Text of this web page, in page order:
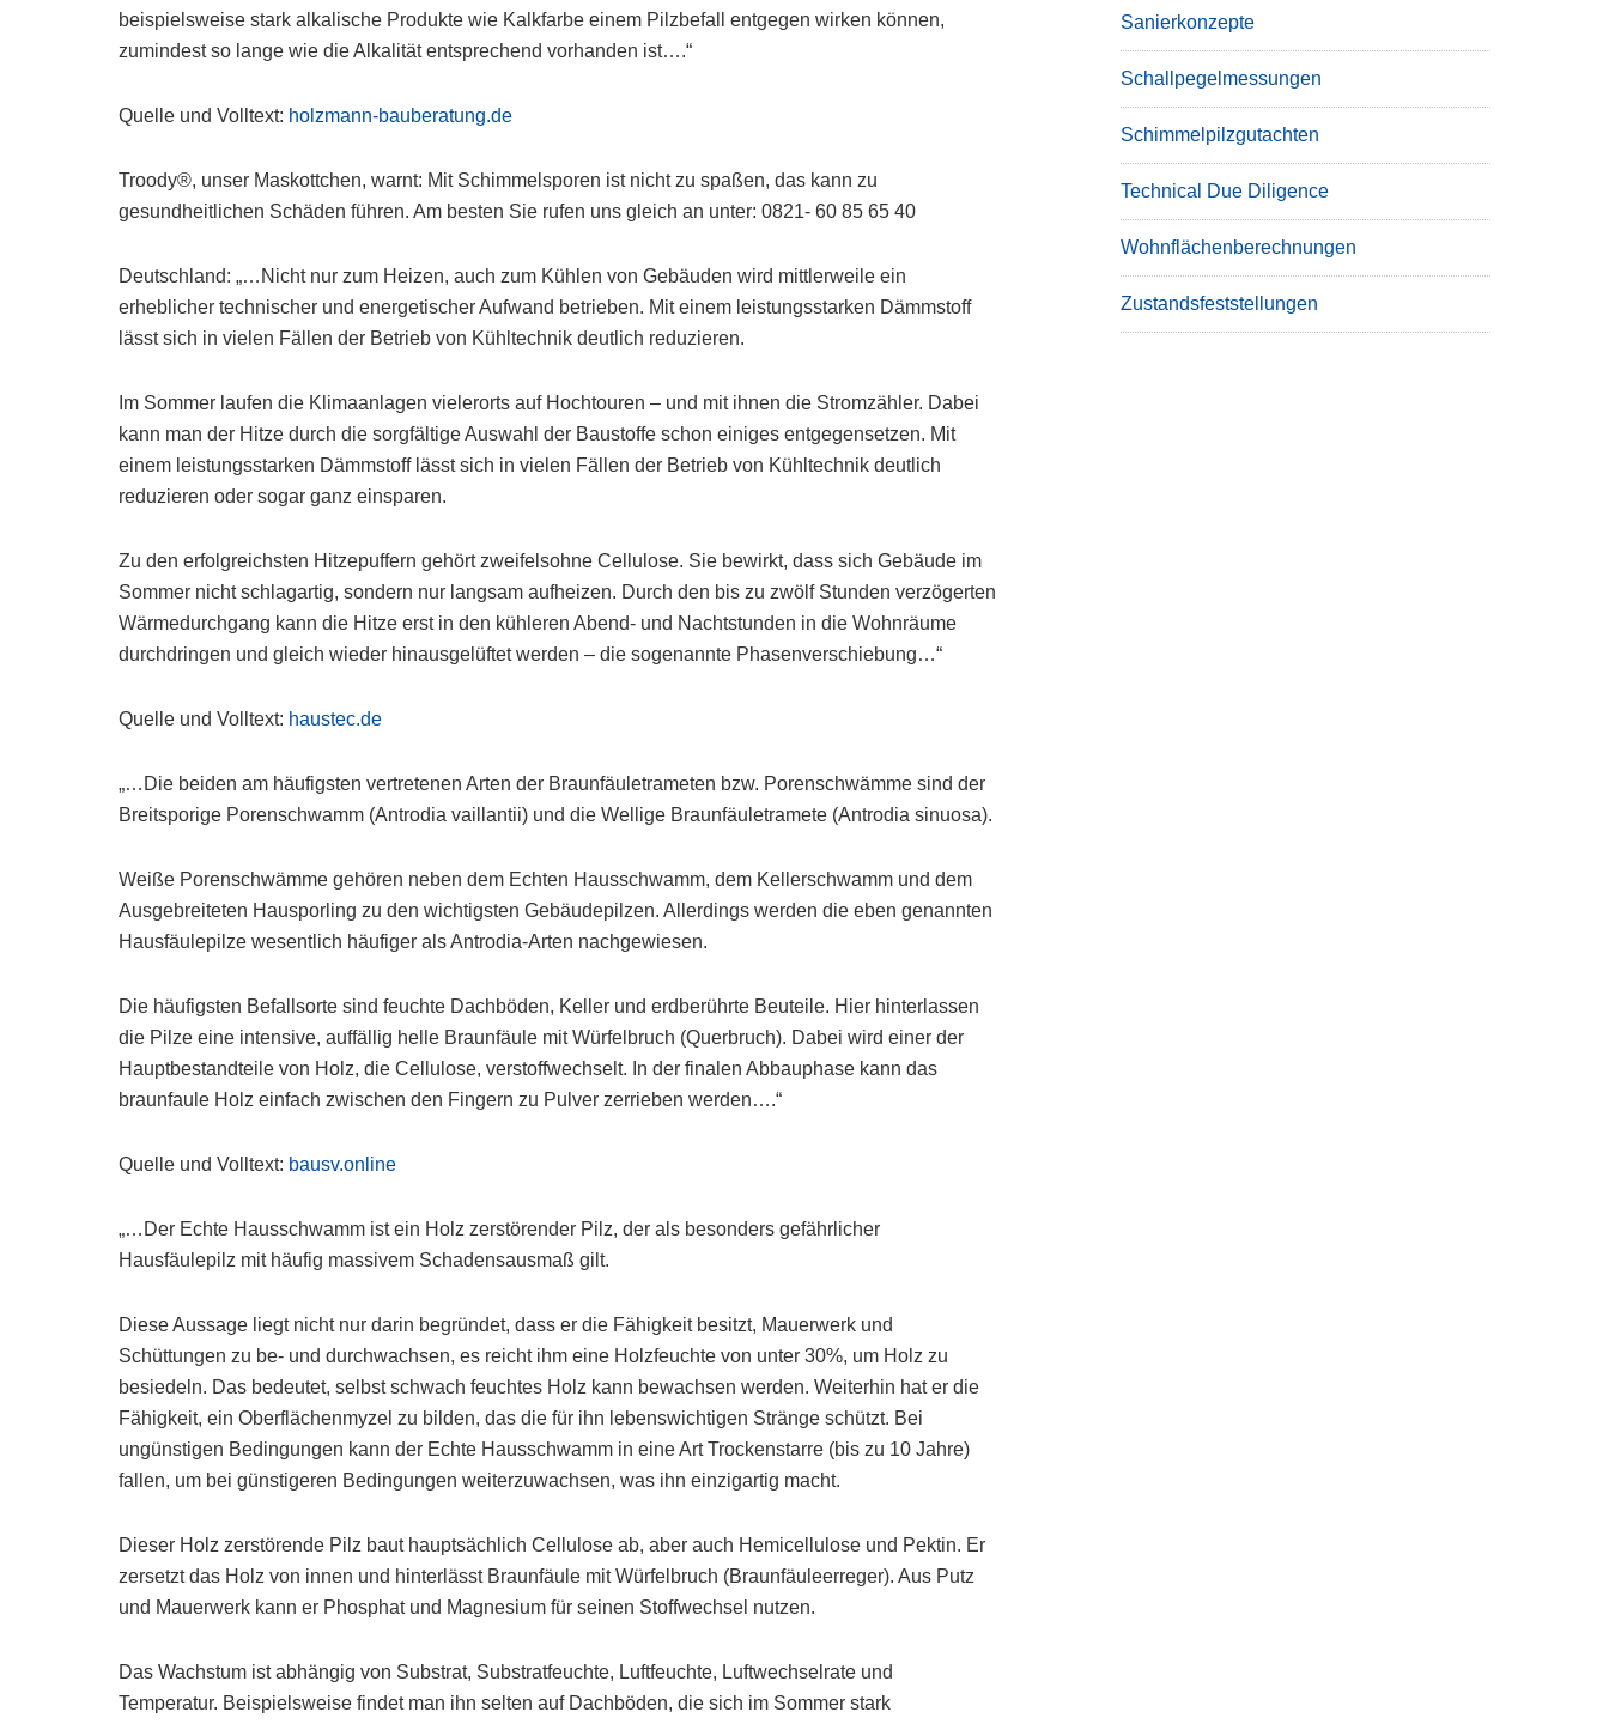
beispielsweise stark alkalische Produkte wie Kalkfarbe einem Pilzbefall entgegen wirken können,
zumindest so lange wie die Alkalität entsprechend vorhanden ist….“
Quelle und Volltext: holzmann-bauberatung.de
Troody®, unser Maskottchen, warnt: Mit Schimmelsporen ist nicht zu spaßen, das kann zu
gesundheitlichen Schäden führen. Am besten Sie rufen uns gleich an unter: 0821- 60 85 65 40
Deutschland: „…Nicht nur zum Heizen, auch zum Kühlen von Gebäuden wird mittlerweile ein
erheblicher technischer und energetischer Aufwand betrieben. Mit einem leistungsstarken Dämmstoff
lässt sich in vielen Fällen der Betrieb von Kühltechnik deutlich reduzieren.
Im Sommer laufen die Klimaanlagen vielerorts auf Hochtouren – und mit ihnen die Stromzähler. Dabei
kann man der Hitze durch die sorgfältige Auswahl der Baustoffe schon einiges entgegensetzen. Mit
einem leistungsstarken Dämmstoff lässt sich in vielen Fällen der Betrieb von Kühltechnik deutlich
reduzieren oder sogar ganz einsparen.
Zu den erfolgreichsten Hitzepuffern gehört zweifelsohne Cellulose. Sie bewirkt, dass sich Gebäude im
Sommer nicht schlagartig, sondern nur langsam aufheizen. Durch den bis zu zwölf Stunden verzögerten
Wärmedurchgang kann die Hitze erst in den kühleren Abend- und Nachtstunden in die Wohnräume
durchdringen und gleich wieder hinausgelüftet werden – die sogenannte Phasenverschiebung…“
Quelle und Volltext: haustec.de
„…Die beiden am häufigsten vertretenen Arten der Braunfäuletrameten bzw. Porenschwämme sind der
Breitsporige Porenschwamm (Antrodia vaillantii) und die Wellige Braunfäuletramete (Antrodia sinuosa).
Weiße Porenschwämme gehören neben dem Echten Hausschwamm, dem Kellerschwamm und dem
Ausgebreiteten Hausporling zu den wichtigsten Gebäudepilzen. Allerdings werden die eben genannten
Hausfäulepilze wesentlich häufiger als Antrodia-Arten nachgewiesen.
Die häufigsten Befallsorte sind feuchte Dachböden, Keller und erdberührte Beuteile. Hier hinterlassen
die Pilze eine intensive, auffällig helle Braunfäule mit Würfelbruch (Querbruch). Dabei wird einer der
Hauptbestandteile von Holz, die Cellulose, verstoffwechselt. In der finalen Abbauphase kann das
braunfaule Holz einfach zwischen den Fingern zu Pulver zerrieben werden….“
Quelle und Volltext: bausv.online
„…Der Echte Hausschwamm ist ein Holz zerstörender Pilz, der als besonders gefährlicher
Hausfäulepilz mit häufig massivem Schadensausmaß gilt.
Diese Aussage liegt nicht nur darin begründet, dass er die Fähigkeit besitzt, Mauerwerk und
Schüttungen zu be- und durchwachsen, es reicht ihm eine Holzfeuchte von unter 30%, um Holz zu
besiedeln. Das bedeutet, selbst schwach feuchtes Holz kann bewachsen werden. Weiterhin hat er die
Fähigkeit, ein Oberflächenmyzel zu bilden, das die für ihn lebenswichtigen Stränge schützt. Bei
ungünstigen Bedingungen kann der Echte Hausschwamm in eine Art Trockenstarre (bis zu 10 Jahre)
fallen, um bei günstigeren Bedingungen weiterzuwachsen, was ihn einzigartig macht.
Dieser Holz zerstörende Pilz baut hauptsächlich Cellulose ab, aber auch Hemicellulose und Pektin. Er
zersetzt das Holz von innen und hinterlässt Braunfäule mit Würfelbruch (Braunfäuleerreger). Aus Putz
und Mauerwerk kann er Phosphat und Magnesium für seinen Stoffwechsel nutzen.
Das Wachstum ist abhängig von Substrat, Substratfeuchte, Luftfeuchte, Luftwechselrate und
Temperatur. Beispielsweise findet man ihn selten auf Dachböden, die sich im Sommer stark
Sanierkonzepte
Schallpegelmessungen
Schimmelpilzgutachten
Technical Due Diligence
Wohnflächenberechnungen
Zustandsfeststellungen